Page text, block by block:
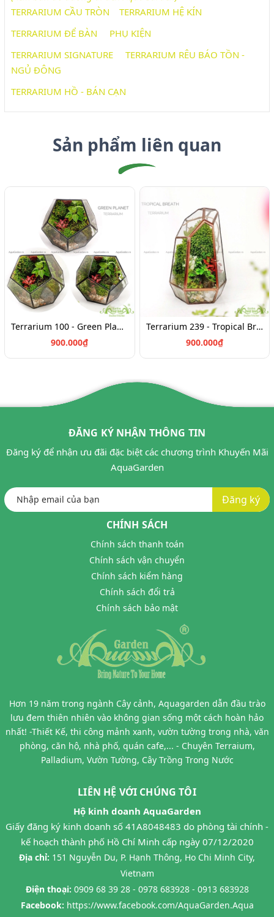
TERRARIUM CẦU TRÒN
TERRARIUM HỆ KÍN
TERRARIUM ĐỂ BÀN
PHỤ KIỆN
TERRARIUM SIGNATURE
TERRARIUM RÊU BÁO TỒN -
NGỦ ĐÔNG
TERRARIUM HỒ - BÁN CẠN
Sản phẩm liên quan
Terrarium 100 - Green Planet
900.000₫
Terrarium 239 - Tropical Breath
900.000₫
ĐĂNG KÝ NHẬN THÔNG TIN
Đăng ký để nhận ưu đãi đặc biệt các chương trình Khuyến Mãi
AquaGarden
Đăng ký
CHÍNH SÁCH
Chính sách thanh toán
Chính sách vận chuyển
Chính sách kiểm hàng
Chính sách đổi trả
Chính sách bảo mật
Hơn 19 năm trong ngành Cây cảnh, Aquagarden dẫn đầu trào
lưu đem thiên nhiên vào không gian sống một cách hoàn hảo
nhất! -Thiết Kế, thi công mảnh xanh, vườn tường trong nhà, văn
phòng, căn hộ, nhà phố, quán cafe,... - Chuyên Terraium,
Palladium, Vườn Tường, Cây Trồng Trong Nước
LIÊN HỆ VỚI CHÚNG TÔI
Hộ kinh doanh AquaGarden
Giấy đăng ký kinh doanh số 41A8048483 do phòng tài chính -
kế hoạch thành phố Hồ Chí Minh cấp ngày 07/12/2020
Địa chỉ: 151 Nguyễn Du, P. Hạnh Thông, Ho Chi Minh City,
Vietnam
Điện thoại: 0909 68 39 28 - 0978 683928 - 0913 683928
Facebook: https://www.facebook.com/AquaGarden.Aqua